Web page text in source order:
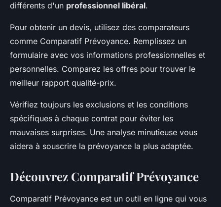
différents d'un professionnel libéral.
Pour obtenir un devis, utilisez des comparateurs
comme Comparatif Prévoyance. Remplissez un
formulaire avec vos informations professionnelles et
personnelles. Comparez les offres pour trouver le
meilleur rapport qualité-prix.
Vérifiez toujours les exclusions et les conditions
spécifiques à chaque contrat pour éviter les
mauvaises surprises. Une analyse minutieuse vous
aidera à souscrire la prévoyance la plus adaptée.
Découvrez Comparatif Prévoyance
Comparatif Prévoyance est un outil en ligne qui vous